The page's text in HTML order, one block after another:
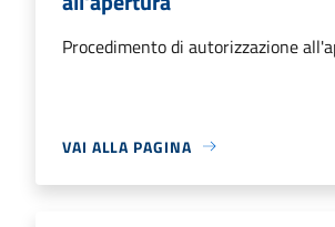
Procedimento di autorizzazione
VAI ALLA PAGINA